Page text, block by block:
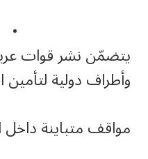
•
يتضمّن نشر قوات
وأطراف دولية لتأمين
مواقف متباينة